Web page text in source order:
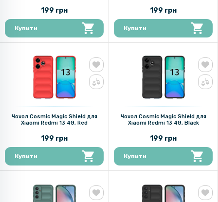
199 грн
Купити
199 грн
Купити
Чохол Cosmic Magic Shield для
Xiaomi Redmi 13 4G, Red
199 грн
Купити
Чохол Cosmic Magic Shield для
Xiaomi Redmi 13 4G, Black
199 грн
Купити